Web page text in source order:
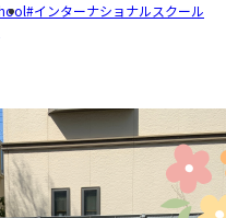
インターナショナルスクール